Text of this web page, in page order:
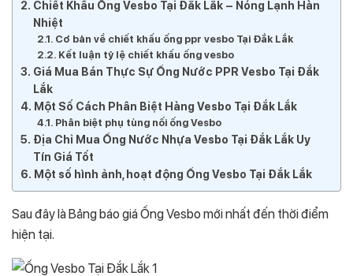
Chiết Khấu Ống Vesbo Tại Đắk Lắk – Nóng Lạnh Hàn
Nhiệt
Cơ bản về chiết khấu ống ppr vesbo Tại Đắk Lắk
Kết luận tỷ lệ chiết khấu ống vesbo
Giá Mua Bán Thực Sự Ống Nước PPR Vesbo Tại Đắk
Lắk
Một Số Cách Phân Biệt Hàng Vesbo Tại Đắk Lắk
Phân biệt phụ tùng nối ống Vesbo
Địa Chỉ Mua Ống Nước Nhựa Vesbo Tại Đắk Lắk Uy
Tín Giá Tốt
Một số hình ảnh, hoạt động Ống Vesbo Tại Đắk Lắk
Sau đây là Bảng báo giá Ống Vesbo mới nhất đến thời điểm
hiện tại.